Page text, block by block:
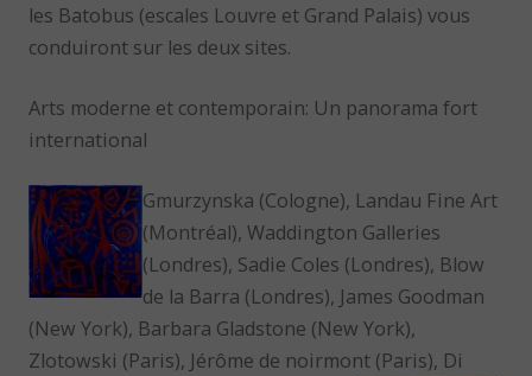
les Batobus (escales Louvre et Grand Palais) vous
conduiront sur les deux sites.
Arts moderne et contemporain: Un panorama fort
international
Gmurzynska (Cologne), Landau Fine Art
(Montréal), Waddington Galleries
(Londres), Sadie Coles (Londres), Blow
de la Barra (Londres), James Goodman
(New York), Barbara Gladstone (New York),
Zlotowski (Paris), Jérôme de noirmont (Paris), Di